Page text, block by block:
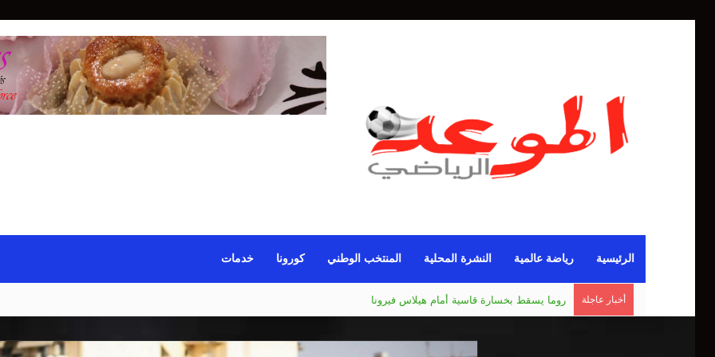
الرئيسية رياضة عالمية النشرة المحلية المنتخب الوطني كورونا خدمات
أخبار عاجلة مانشستر يونايتد يقدم أسوأ نسخة منذ 38 عاما